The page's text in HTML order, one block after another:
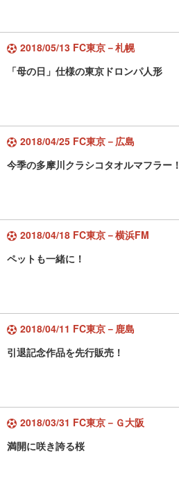
2018/05/13 FC東京－札幌
「母の日」仕様の東京ドロンパ人形
2018/04/25 FC東京－広島
今季の多摩川クラシコタオルマフラー！
2018/04/18 FC東京－横浜FM
ペットも一緒に！
2018/04/11 FC東京－鹿島
引退記念作品を先行販売！
2018/03/31 FC東京－Ｇ大阪
満開に咲き誇る桜